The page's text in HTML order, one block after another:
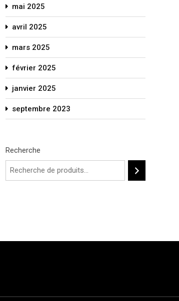
mai 2025
avril 2025
mars 2025
février 2025
janvier 2025
septembre 2023
Recherche